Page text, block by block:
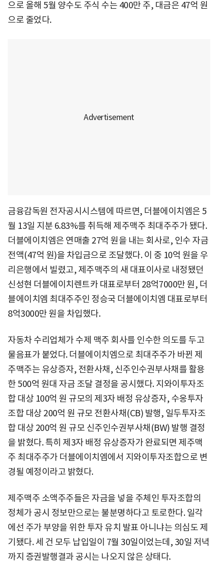
으로 올해 5월 양수도 주식 수는 400만 주, 대금은 47억 원
으로 줄었다.
금융감독원 전자공시시스템에 따르면, 더블에이치엠은 5
월 13일 지분 6.83%를 취득해 제주맥주 최대주주가 됐다.
더블에이치엠은 연매출 27억 원을 내는 회사로, 인수 자금
전액(47억 원)을 차입금으로 조달했다. 이 중 10억 원을 우
리은행에서 빌렸고, 제주맥주의 새 대표이사로 내정됐던
신성현 더블에이치렌트카 대표로부터 28억7000만 원, 더
블에이치엠 최대주주인 정승국 더블에이치엠 대표로부터
8억3000만 원을 차입했다.
자동차 수리업체가 수제 맥주 회사를 인수한 의도를 두고
물음표가 붙었다. 더블에이치엠으로 최대주주가 바뀐 제
주맥주는 유상증자, 전환사채, 신주인수권부사채를 활용
한 500억 원대 자금 조달 결정을 공시했다. 지와이투자조
합 대상 100억 원 규모의 제3자 배정 유상증자, 수옹투자
조합 대상 200억 원 규모 전환사채(CB) 발행, 일두투자조
합 대상 200억 원 규모 신주인수권부사채(BW) 발행 결정
을 밝혔다. 특히 제3자 배정 유상증자가 완료되면 제주맥
주 최대주주가 더블에이치엠에서 지와이투자조합으로 변
경될 예정이라고 밝혔다.
제주맥주 소액주주들은 자금을 넣을 주체인 투자조합의
정체가 공시 정보만으로는 불분명하다고 토로한다. 일각
에선 주가 부양을 위한 투자 유치 발표 아니냐는 의심도 제
기됐다. 세 건 모두 납입일이 7월 30일이었는데, 30일 저녁
까지 증권발행결과 공시는 나오지 않은 상태다.